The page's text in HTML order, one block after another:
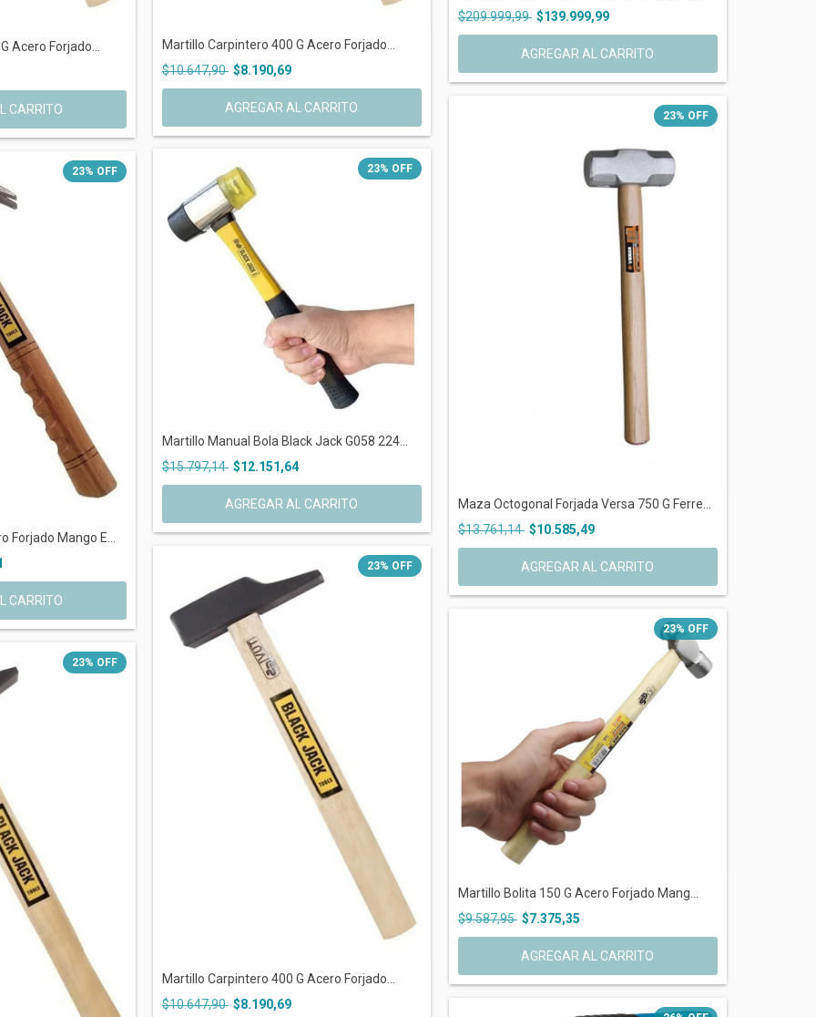
Acero Forjado...
Martillo Carpintero 400 G Acero Forjado...
$10.647,90 $8.190,69
$209.999,99 $139.999,99
AGREGAR AL CARRITO
23% OFF
Forjado Mango E...
23% OFF
Martillo Manual Bola Black Jack G058 224...
$15.797,14 $12.151,64
23% OFF
Maza Octogonal Forjada Versa 750 G Ferre...
$13.761,14 $10.585,49
23% OFF
23% OFF
Martillo Carpintero 400 G Acero Forjado...
$10.647,90 $8.190,69
23% OFF
Martillo Bolita 150 G Acero Forjado Mang...
$9.587,95 $7.375,35